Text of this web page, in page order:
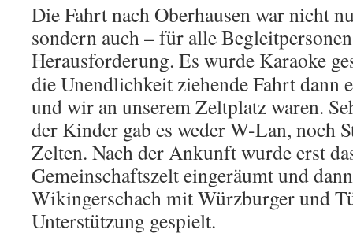
Die Fahrt nach Oberhausen war nicht
sondern auch – für alle
Herausforderung. Es wurde Karaoke
die Unendlichkeit ziehende Fahrt dann
und wir an unserem Zeltplatz waren.
der Kinder gab es weder W-Lan, noch
Zelten. Nach der Ankunft wurde erst
Gemeinschaftszelt eingeräumt und
Wikingerschach mit Würzburger und
Unterstützung gespielt.